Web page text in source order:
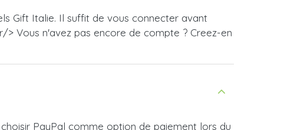
Gift Italie. Il suffit de vous connecter avant
Vous n'avez pas encore de compte ? Creez-en
PayPal comme option de paiement lors du